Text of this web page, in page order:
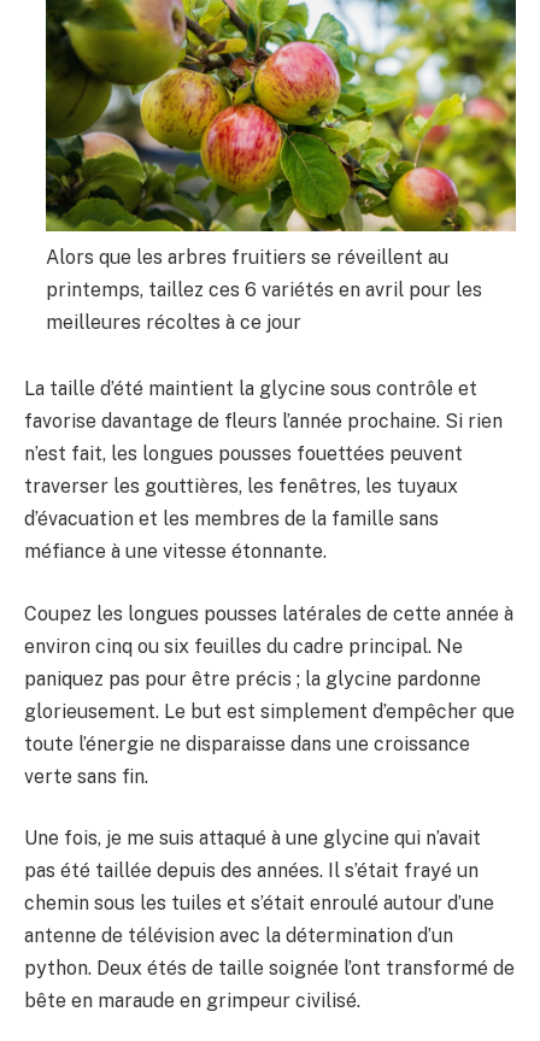
Alors que les arbres fruitiers se réveillent au
printemps, taillez ces 6 variétés en avril pour les
meilleures récoltes à ce jour
La taille d’été maintient la glycine sous contrôle et
favorise davantage de fleurs l’année prochaine. Si rien
n’est fait, les longues pousses fouettées peuvent
traverser les gouttières, les fenêtres, les tuyaux
d’évacuation et les membres de la famille sans
méfiance à une vitesse étonnante.
Coupez les longues pousses latérales de cette année à
environ cinq ou six feuilles du cadre principal. Ne
paniquez pas pour être précis ; la glycine pardonne
glorieusement. Le but est simplement d’empêcher que
toute l’énergie ne disparaisse dans une croissance
verte sans fin.
Une fois, je me suis attaqué à une glycine qui n’avait
pas été taillée depuis des années. Il s’était frayé un
chemin sous les tuiles et s’était enroulé autour d’une
antenne de télévision avec la détermination d’un
python. Deux étés de taille soignée l’ont transformé de
bête en maraude en grimpeur civilisé.